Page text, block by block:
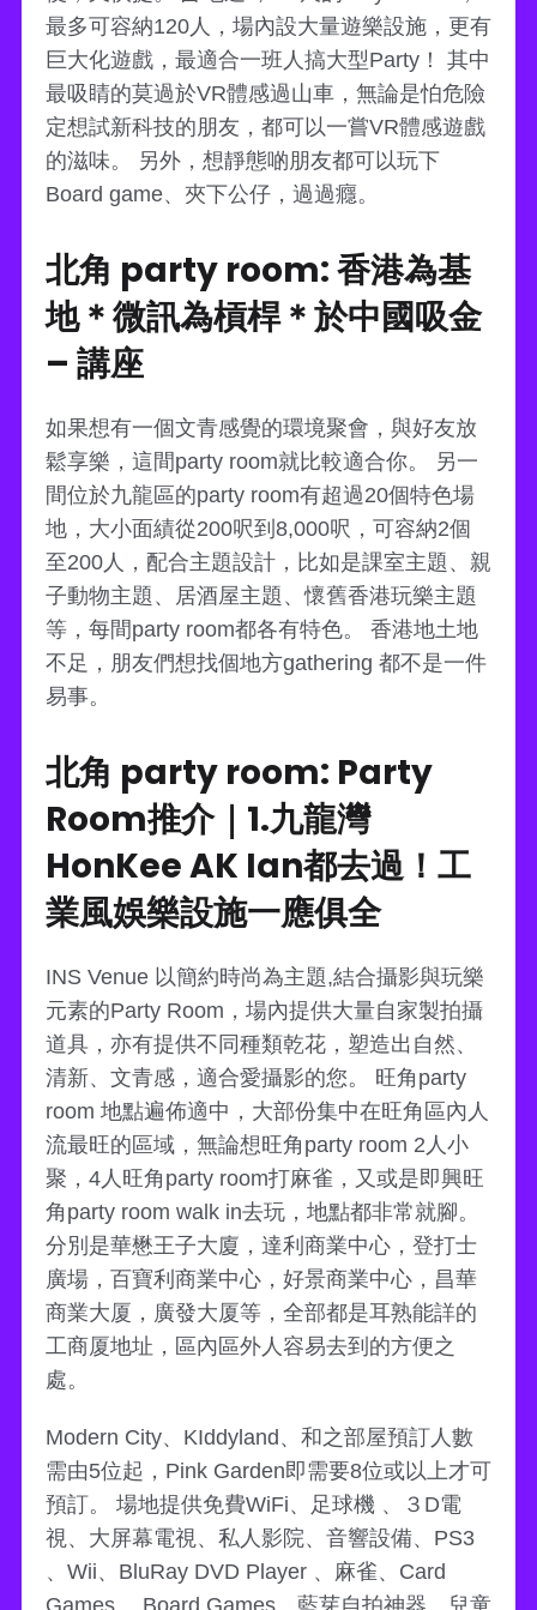
最多可容納120人，場內設大量遊樂設施，更有
巨大化遊戲，最適合一班人搞大型Party！ 其中
最吸睛的莫過於VR體感過山車，無論是怕危險
定想試新科技的朋友，都可以一嘗VR體感遊戲
的滋味。 另外，想靜態啲朋友都可以玩下
Board game、夾下公仔，過過癮。
北角 party room: 香港為基
地＊微訊為槓桿＊於中國吸金
– 講座
如果想有一個文青感覺的環境聚會，與好友放
鬆享樂，這間party room就比較適合你。 另一
間位於九龍區的party room有超過20個特色場
地，大小面績從200呎到8,000呎，可容納2個
至200人，配合主題設計，比如是課室主題、親
子動物主題、居酒屋主題、懷舊香港玩樂主題
等，每間party room都各有特色。 香港地土地
不足，朋友們想找個地方gathering 都不是一件
易事。
北角 party room: Party
Room推介｜1.九龍灣
HonKee AK Ian都去過！工
業風娛樂設施一應俱全
INS Venue 以簡約時尚為主題,結合攝影與玩樂
元素的Party Room，場內提供大量自家製拍攝
道具，亦有提供不同種類乾花，塑造出自然、
清新、文青感，適合愛攝影的您。 旺角party
room 地點遍佈適中，大部份集中在旺角區內人
流最旺的區域，無論想旺角party room 2人小
聚，4人旺角party room打麻雀，又或是即興旺
角party room walk in去玩，地點都非常就腳。
分別是華懋王子大廈，達利商業中心，登打士
廣場，百寶利商業中心，好景商業中心，昌華
商業大厦，廣發大厦等，全部都是耳熟能詳的
工商厦地址，區內區外人容易去到的方便之
處。
Modern City、KIddyland、和之部屋預訂人數
需由5位起，Pink Garden即需要8位或以上才可
預訂。 場地提供免費WiFi、足球機 、３D電
視、大屏幕電視、私人影院、音響設備、PS3
、Wii、BluRay DVD Player 、麻雀、Card
Games、 Board Games、藍芽自拍神器、兒童